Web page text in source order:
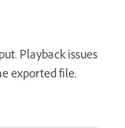
Playback issues
exported file.